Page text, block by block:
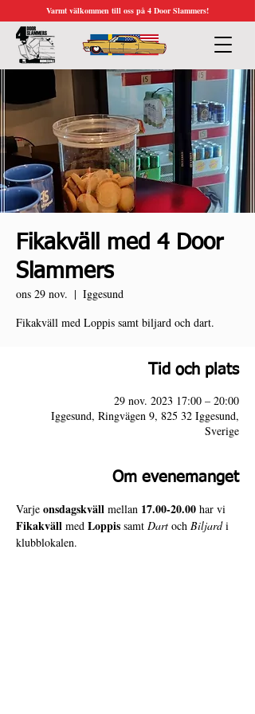
Varmt välkommen till oss på 4 Door Slammers!
Fikakväll med 4 Door
Slammers
ons 29 nov.
  |
Iggesund
Fikakväll med Loppis samt biljard och dart.
Tid och plats
29 nov. 2023 17:00 – 20:00
Iggesund, Ringvägen 9, 825 32 Iggesund,
Sverige
Om evenemanget
Varje onsdagskväll mellan 17.00-20.00 har vi
Fikakväll med Loppis samt Dart och Biljard i
klubblokalen.